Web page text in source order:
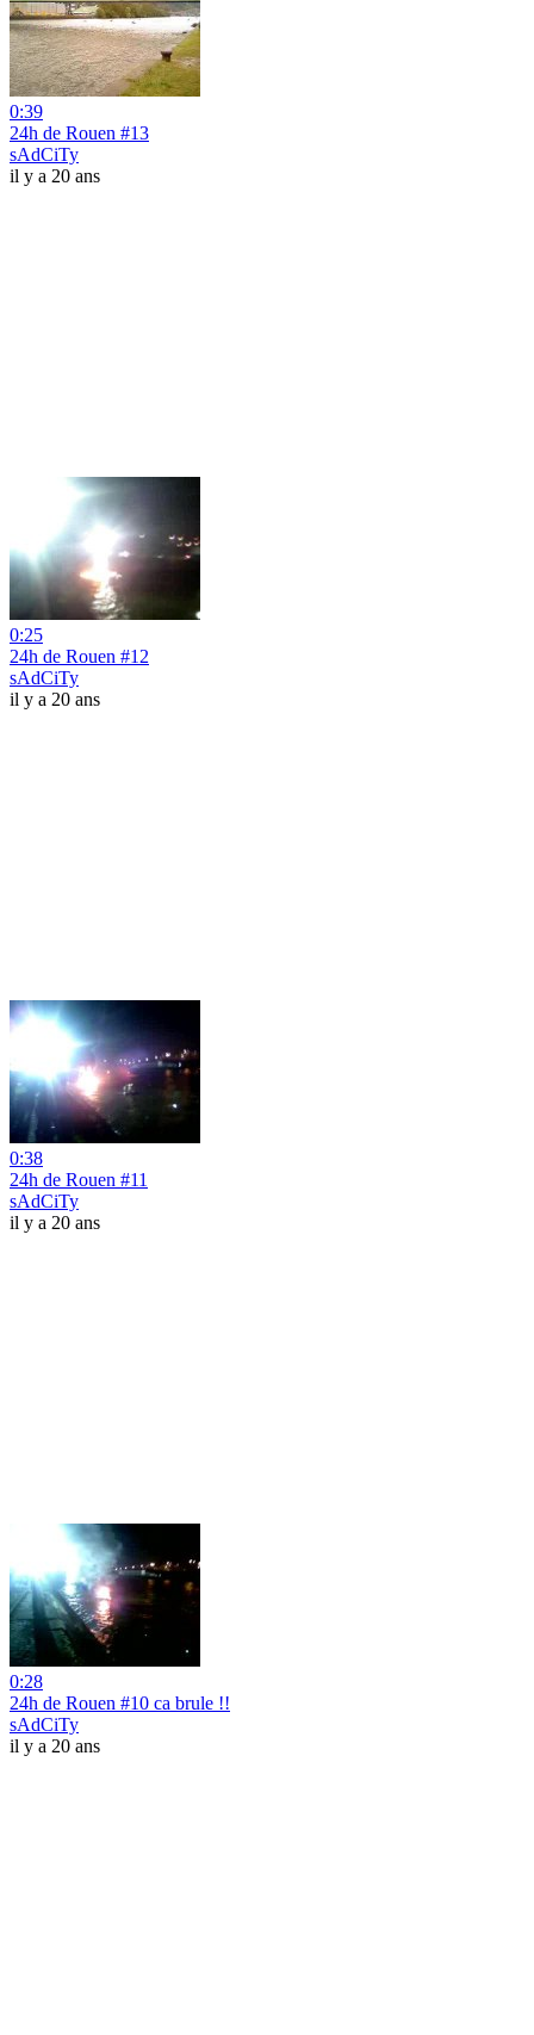
0:39
24h de Rouen #13
sAdCiTy
il y a 20 ans
0:25
24h de Rouen #12
sAdCiTy
il y a 20 ans
0:38
24h de Rouen #11
sAdCiTy
il y a 20 ans
0:28
24h de Rouen #10 ca brule !!
sAdCiTy
il y a 20 ans